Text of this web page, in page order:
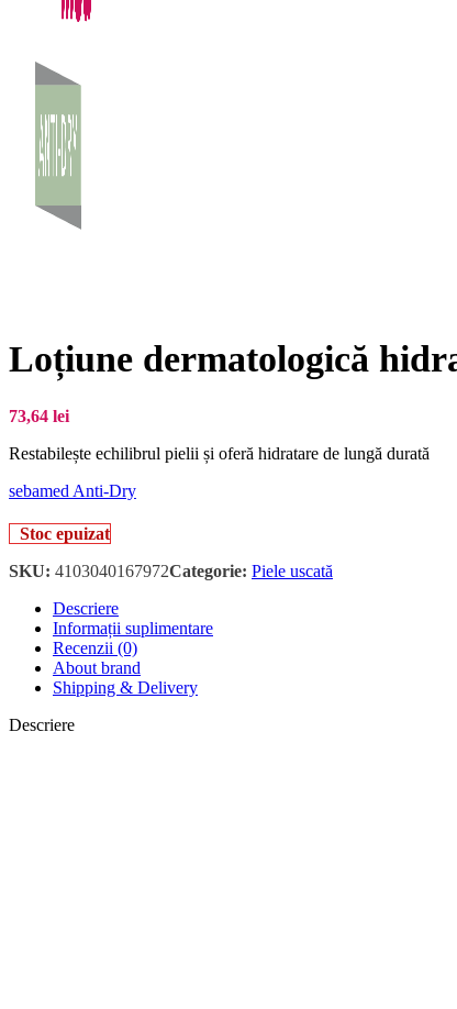
Loțiune dermatologică
73,64 lei
Restabilește echilibrul pielii și oferă hidratare de lungă durată
sebamed Anti-Dry
Stoc epuizat
SKU: 4103040167972Categorie: Piele uscată
Descriere
Informații suplimentare
Recenzii (0)
About brand
Shipping & Delivery
Descriere